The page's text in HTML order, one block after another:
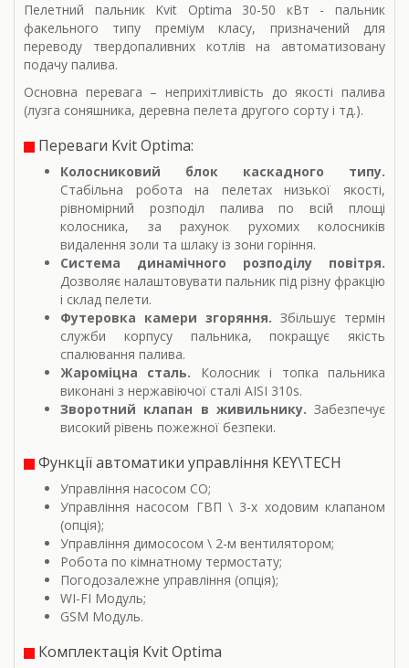
Пелетний пальник Kvit Optima 30-50 кВт - пальник
факельного типу преміум класу, призначений для
переводу твердопаливних котлів на автоматизовану
подачу палива.
Основна перевага – неприхітливість до якості палива
(лузга соняшника, деревна пелета другого сорту і тд.).
Переваги Kvit Optima:
Колосниковий блок каскадного типу.
Стабільна робота на пелетах низької якості,
рівномірний розподіл палива по всій площі
колосника, за рахунок рухомих колосників
видалення золи та шлаку із зони горіння.
Система динамічного розподілу повітря.
Дозволяє налаштовувати пальник під різну фракцію
і склад пелети.
Футеровка камери згоряння. Збільшує термін
служби корпусу пальника, покращує якість
спалювання палива.
Жароміцна сталь. Колосник і топка пальника
виконані з нержавіючої сталі AISI 310s.
Зворотний клапан в живильнику. Забезпечує
високий рівень пожежної безпеки.
Функції автоматики управління KEY\TECH
Управління насосом СО;
Управління насосом ГВП \ 3-х ходовим клапаном
(опція);
Управління димососом \ 2-м вентилятором;
Робота по кімнатному термостату;
Погодозалежне управління (опція);
WI-FI Модуль;
GSM Модуль.
Комплектація Kvit Optima